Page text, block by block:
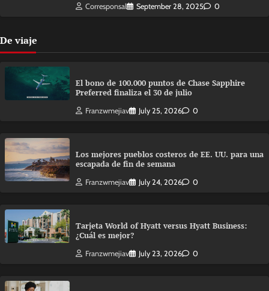
Corresponsal September 28, 2025 0
De viaje
El bono de 100.000 puntos de Chase Sapphire
Preferred finaliza el 30 de julio
Franzwmejiav July 25, 2026 0
Los mejores pueblos costeros de EE. UU. para una
escapada de fin de semana
Franzwmejiav July 24, 2026 0
Tarjeta World of Hyatt versus Hyatt Business:
¿Cuál es mejor?
Franzwmejiav July 23, 2026 0